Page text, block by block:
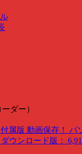
ダー）
属版 動画保存！ パ
ダウンロード版：